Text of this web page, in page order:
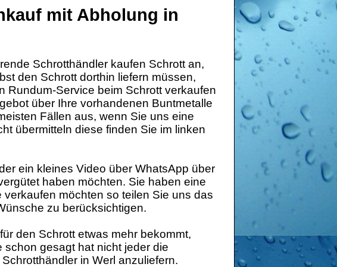
mit Abholung in
Schrotthändler kaufen Schrott an,
den Schrott dorthin liefern müssen,
Rundum-Service beim Schrott verkaufen
über Ihre vorhandenen Buntmetalle
Fällen aus, wenn Sie uns eine
übermitteln diese finden Sie im linken
ein kleines Video über WhatsApp über
haben möchten. Sie haben eine
möchten so teilen Sie uns das
zu berücksichtigen.
den Schrott etwas mehr bekommt,
gesagt hat nicht jeder die
in Werl anzuliefern.